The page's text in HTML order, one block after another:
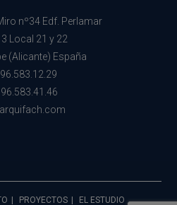
nº34 Edf. Perlamar
Local 21 y 22
(Alicante) España
96.583.41.46
PROYECTOS EL ESTUDIO